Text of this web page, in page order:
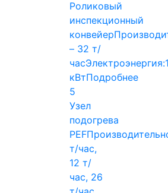
Роликовый
инспекционный
конвейер
– 32 т/
часЭлектроэнергия:
кВтПодробнее
5
Узел
подогрева
PEF
т/час,
12 т/
час, 26